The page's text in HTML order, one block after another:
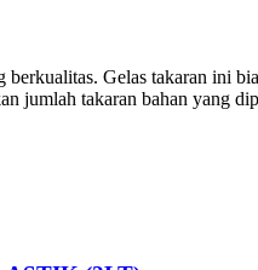
berkualitas. Gelas takaran ini
jumlah takaran bahan yang